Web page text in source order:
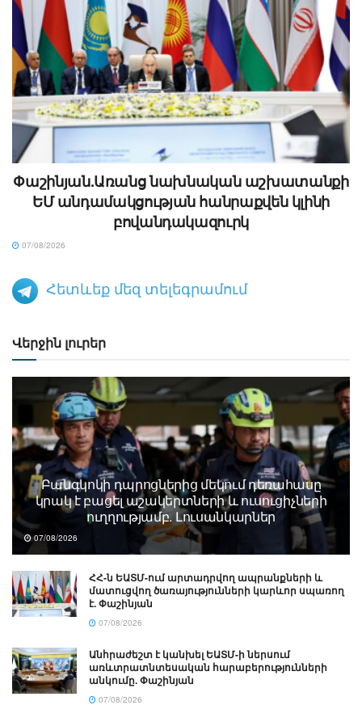
Փաշինյան.Առանց նախնական աշխատանքի
ԵՄ անդամակցության հանրաքվեն կլինի
բովանդակազուրկ
07/08/2026
Հետևեք մեզ տելեգրամում
Վերջին լուրեր
Բանգկոկի դպրոցներից մեկում դեռահասը
կրակ է բացել աշակերտների և ուսուցիչների
ուղղությամբ. Լուսանկարներ
07/08/2026
ՀՀ-ն ԵԱՏՄ-ում արտադրվող ապրանքների և
մատուցվող ծառայությունների կարևոր սպառող
է. Փաշինյան
07/08/2026
Անհրաժեշտ է կանխել ԵԱՏՄ-ի ներսում
առևտրատնտեսական հարաբերությունների
անկումը. Փաշինյան
07/08/2026